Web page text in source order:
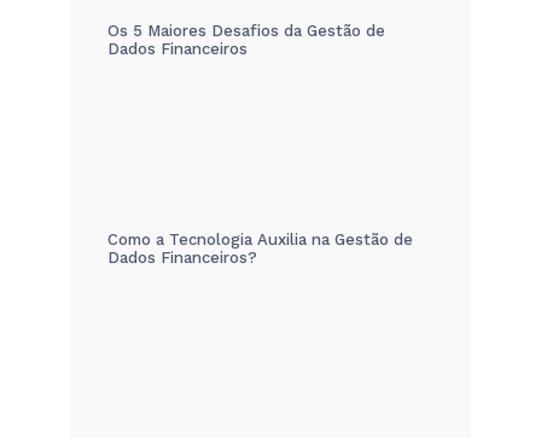
Os 5 Maiores Desafios da Gestão de
Dados Financeiros
Como a Tecnologia Auxilia na Gestão de
Dados Financeiros?